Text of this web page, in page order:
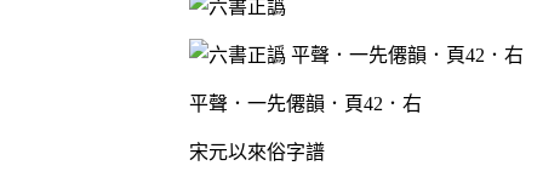
平聲．一先僊韻．頁42．右
宋元以來俗字譜